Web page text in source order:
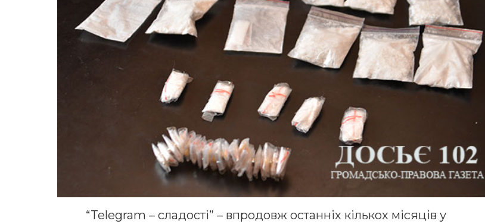
“Telegram – сладості” – впродовж останніх кількох місяців у